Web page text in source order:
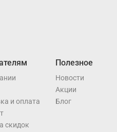
и оплата
скидок
Полезное
Новости
Акции
Блог